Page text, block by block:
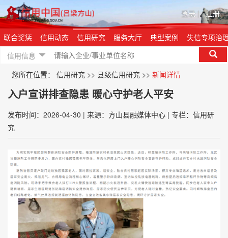
登录 | 注册
联合奖惩 信用动态 信用研究 服务大厅 典型案例
失信专项治
信用信息
您所在位置： 信用研究 >> 县级信用研究 >> 新闻详情
入户宣讲排查隐患 暖心守护老人平安
发布时间：2026-04-30 | 来源：方山县融媒体中心 | 专栏：信用研
究